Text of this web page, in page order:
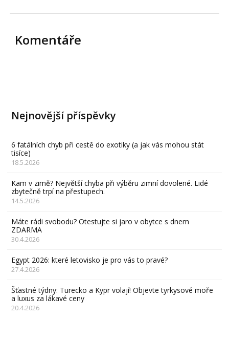
Komentáře
Nejnovější příspěvky
6 fatálních chyb při cestě do exotiky (a jak vás mohou stát
tisíce)
18.5.2026
Kam v zimě? Největší chyba při výběru zimní dovolené. Lidé
zbytečně trpí na přestupech.
14.5.2026
Máte rádi svobodu? Otestujte si jaro v obytce s dnem
ZDARMA
30.4.2026
Egypt 2026: které letovisko je pro vás to pravé?
27.4.2026
Šťastné týdny: Turecko a Kypr volají! Objevte tyrkysové moře
a luxus za lákavé ceny
20.4.2026